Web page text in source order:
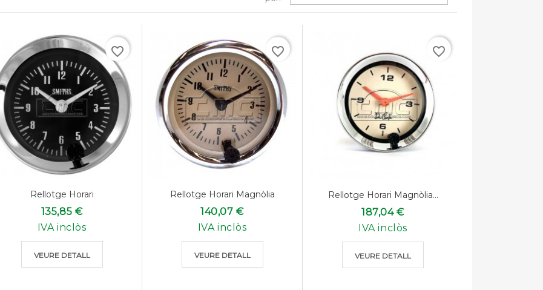
Rellotge Horari
135,85 €
IVA inclòs
VEURE DETALL
favorite_border
Rellotge Horari Magnòlia
140,07 €
IVA inclòs
VEURE DETALL
favorite_border
Rellotge Horari Magnòlia...
187,04 €
IVA inclòs
VEURE DETALL
favorite_border